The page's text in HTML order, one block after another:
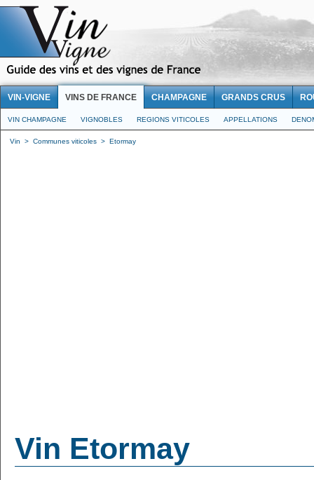
VIN-VIGNE VINS DE FRANCE CHAMPAGNE GRANDS CRUS
VIN CHAMPAGNE VIGNOBLES REGIONS VITICOLES APPELLATIONS
Vin > Communes viticoles > Etormay
Vin Etormay